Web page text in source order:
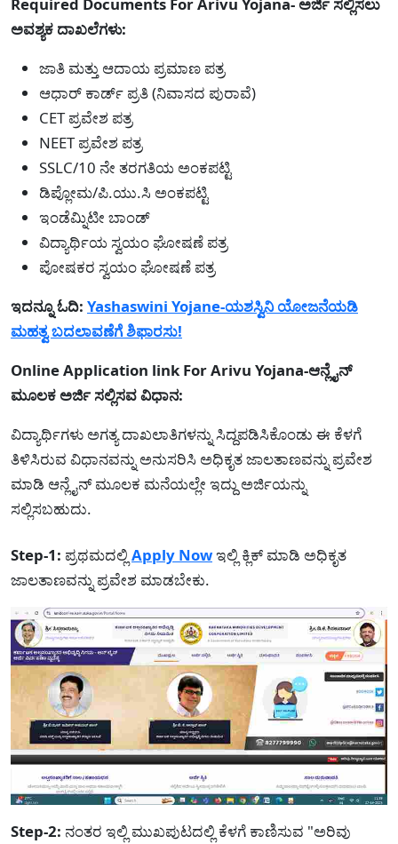
ಅವಶ್ಯಕ ದಾಖಲೆಗಳು:
ಜಾತಿ ಮತ್ತು ಆದಾಯ ಪ್ರಮಾಣ ಪತ್ರ
ಆಧಾರ್ ಕಾರ್ಡ್ ಪ್ರತಿ (ನಿವಾಸದ ಪುರಾವೆ)
CET ಪ್ರವೇಶ ಪತ್ರ
NEET ಪ್ರವೇಶ ಪತ್ರ
SSLC/10 ನೇ ತರಗತಿಯ ಅಂಕಪಟ್ಟಿ
ಡಿಪ್ಲೋಮ/ಪಿ.ಯು.ಸಿ ಅಂಕಪಟ್ಟಿ
ಇಂಡೆಮ್ನಿಟೀ ಬಾಂಡ್
ವಿದ್ಯಾರ್ಥಿಯ ಸ್ವಯಂ ಘೋಷಣೆ ಪತ್ರ
ಪೋಷಕರ ಸ್ವಯಂ ಘೋಷಣೆ ಪತ್ರ
ಇದನ್ನೂ ಓದಿ: Yashaswini Yojane-ಯಶಸ್ವಿನಿ ಯೋಜನೆಯಡಿ
ಮಹತ್ವ ಬದಲಾವಣೆಗೆ ಶಿಫಾರಸು!
Online Application link For Arivu Yojana-ಆನ್ಲೈನ್
ಮೂಲಕ ಅರ್ಜಿ ಸಲ್ಲಿಸವ ವಿಧಾನ:
ವಿದ್ಯಾರ್ಥಿಗಳು ಅಗತ್ಯ ದಾಖಲಾತಿಗಳನ್ನು ಸಿದ್ದಪಡಿಸಿಕೊಂಡು ಈ ಕೆಳಗೆ
ತಿಳಿಸಿರುವ ವಿಧಾನವನ್ನು ಅನುಸರಿಸಿ ಅಧಿಕೃತ ಜಾಲತಾಣವನ್ನು ಪ್ರವೇಶ
ಮಾಡಿ ಆನ್ಲೈನ್ ಮೂಲಕ ಮನೆಯಲ್ಲೇ ಇದ್ದು ಅರ್ಜಿಯನ್ನು
ಸಲ್ಲಿಸಬಹುದು.
Step-1: ಪ್ರಥಮದಲ್ಲಿ Apply Nowಇಲ್ಲಿ ಕ್ಲಿಕ್ ಮಾಡಿ ಅಧಿಕೃತ
ಜಾಲತಾಣವನ್ನು ಪ್ರವೇಶ ಮಾಡಬೇಕು.
Step-2: ನಂತರ ಇಲ್ಲಿ ಮುಖಪುಟದಲ್ಲಿ ಕೆಳಗೆ ಕಾಣಿಸುವ "ಅರಿವು